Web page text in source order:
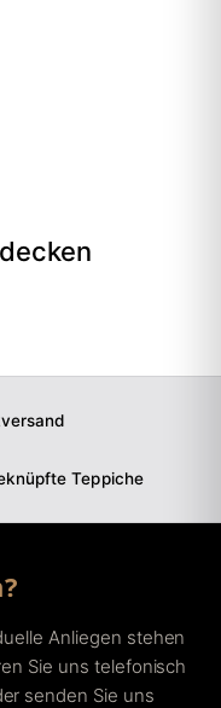
Teppiche
Anliegen stehen
Sie uns telefonisch
senden Sie uns